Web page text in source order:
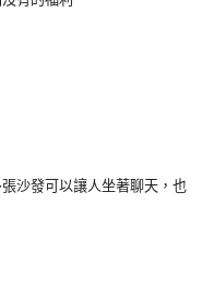
沙發可以讓人坐著聊天，也